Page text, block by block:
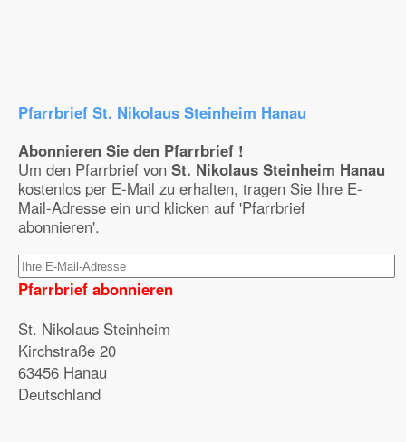
Pfarrbrief St. Nikolaus Steinheim Hanau
Abonnieren Sie den Pfarrbrief !
Um den Pfarrbrief von St. Nikolaus Steinheim Hanau
kostenlos per E-Mail zu erhalten, tragen Sie Ihre E-
Mail-Adresse ein und klicken auf 'Pfarrbrief
abonnieren'.
Pfarrbrief abonnieren
St. Nikolaus Steinheim
Kirchstraße 20
63456 Hanau
Deutschland